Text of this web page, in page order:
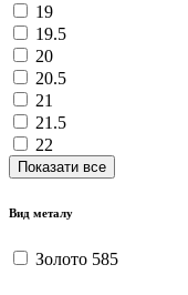
19
19.5
20
20.5
21
21.5
22
Показати все
Вид металу
Золото 585